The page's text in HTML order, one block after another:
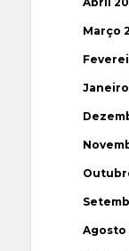
Março
Janeiro
Agosto